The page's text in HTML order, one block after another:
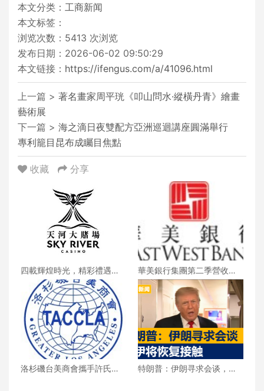
本文分类： 工商新闻
本文标签：
浏览次数： 5413 次浏览
发布日期：2026-06-02 09:50:29
本文链接： https://ifengus.com/a/41096.html
上一篇 > 著名畫家周平珖《叩山問水·縱橫丹青》繪畫
藝術展
下一篇 > 海之滴日夜雙配方亞洲巡迴講座圓滿舉行
專利籠目昆布成矚目焦點
收藏 分享
四載輝煌時光，精彩禮遇歡
慶一整月
華美銀行集團第二季營收創
新高 每股收益年增18%
洛杉磯台美商會攜手許氏參
特朗普：伊朗寻求会谈，美